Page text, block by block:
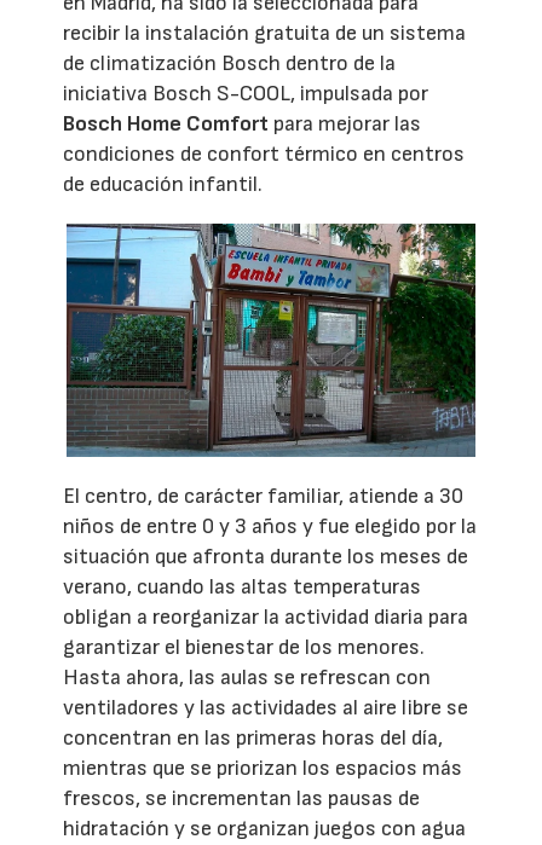
recibir la instalación gratuita de un sistema
de climatización Bosch dentro de la
iniciativa Bosch S-COOL, impulsada por
Bosch Home Comfort para mejorar las
condiciones de confort térmico en centros
de educación infantil.
El centro, de carácter familiar, atiende a 30
niños de entre 0 y 3 años y fue elegido por la
situación que afronta durante los meses de
verano, cuando las altas temperaturas
obligan a reorganizar la actividad diaria para
garantizar el bienestar de los menores.
Hasta ahora, las aulas se refrescan con
ventiladores y las actividades al aire libre se
concentran en las primeras horas del día,
mientras que se priorizan los espacios más
frescos, se incrementan las pausas de
hidratación y se organizan juegos con agua